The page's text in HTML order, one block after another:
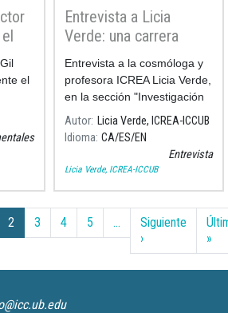
el
Entrevista a Licia
Verde: una carrera
reconocida en
cosmología de
precisión
Entrevista a la cosmóloga y
profesora ICREA Licia Verde,
en la sección "Investigación
en la UB" en la nueva página
web de la Universidad de
Autor Licia Verde, ICREA-ICCUB
Idioma CA ES EN
Entrevista
Licia Verde, ICREA-ICCUB
2 3 4 5 …
Siguiente
›Siguiente página
»